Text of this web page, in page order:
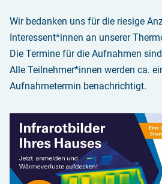
Wir bedanken uns für die riesige
Interessent*innen an unserer
Die Termine für die Aufnahmen
Alle Teilnehmer*innen werden ca.
Aufnahmetermin benachrichtigt.